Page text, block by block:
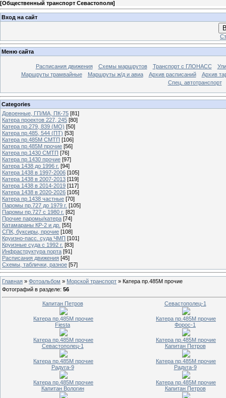
[Общественный транспорт Севастополя]
Вход на сайт
Меню сайта
Расписания движения Схемы маршрутов Транспорт с ГЛОНАСС
Маршруты трамвайные
Маршруты ж/д и авиа Архив расписаний
Архив
Спец. автотранспорт
Categories
Довоенные, ГП/МА, ПК-75 [81]
Катера проектов 227, 245 [80]
Катера пр.279, 839 (МО) [50]
Катера пр.485, 544 (ПТ) [53]
Катера пр.485М СМТП [106]
Катера пр.485М прочие [56]
Катера пр.1430 СМТП [76]
Катера пр.1430 прочие [97]
Катера 1438 до 1996 г. [94]
Катера 1438 в 1997-2006 [105]
Катера 1438 в 2007-2013 [119]
Катера 1438 в 2014-2019 [117]
Катера 1438 в 2020-2026 [105]
Катера пр.1438 частные [70]
Паромы пр.727 до 1979 г. [105]
Паромы пр.727 с 1980 г. [82]
Прочие паромы/катера [74]
Катамараны КР-2 и др. [55]
СПК, буксиры, прочие [108]
Круизно-пасс. суда ЧМП [101]
Круизные суда с 1992 г. [83]
Инфраструктура порта [91]
Расписания движения [45]
Схемы, таблички, разное [57]
Главная » Фотоальбом » Морской транспорт » Катера пр.485М прочие
Фотографий в разделе: 56
Капитан Петров
Катера пр.485М прочие
Севастополец-1
Катера пр.485М прочие
Fiesta
Катера пр.485М прочие
Форос-1
Катера пр.485М прочие
Севастополец-1
Катера пр.485М прочие
Капитан Петров
Катера пр.485М прочие
Радуга-9
Катера пр.485М прочие
Радуга-9
Катера пр.485М прочие
Капитан Вологин
Капитан Петров